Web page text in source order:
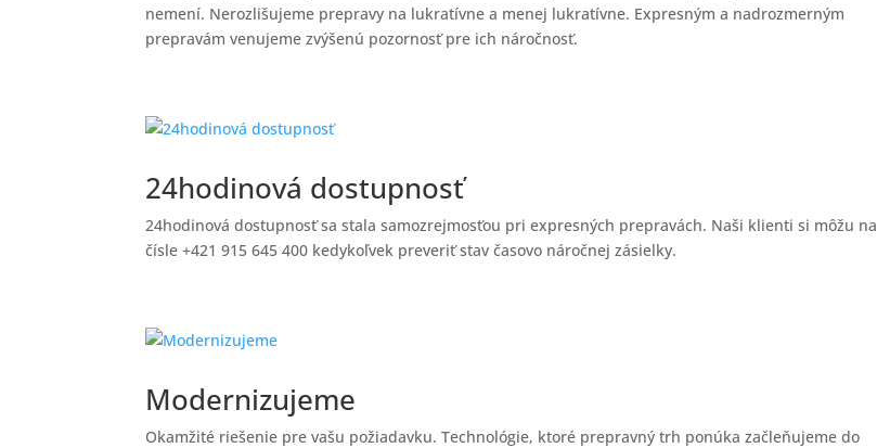
nemení. Nerozlišujeme prepravy na lukratívne a menej lukratívne. Expresným a nadrozmerným
prepravám venujeme zvýšenú pozornosť pre ich náročnosť.
24hodinová dostupnosť
24hodinová dostupnosť sa stala samozrejmosťou pri expresných prepravách. Naši klienti si môžu na
čísle +421 915 645 400 kedykoľvek preveriť stav časovo náročnej zásielky.
Modernizujeme
Okamžité riešenie pre vašu požiadavku. Technológie, ktoré prepravný trh ponúka začleňujeme do